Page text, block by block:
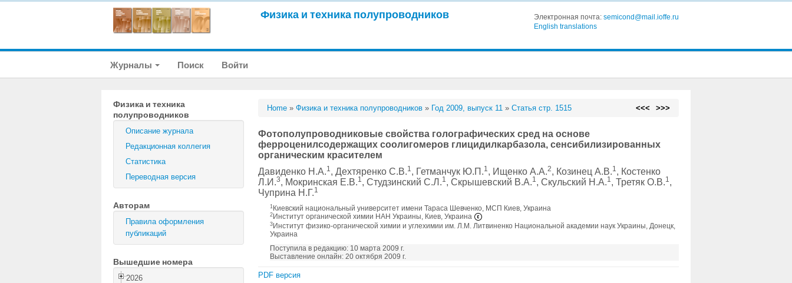
Физика и техника полупроводников Электронная почта: semicond@mail.ioffe.ru
English translations
Журналы Поиск Войти
Физика и техника
полупроводников
Описание журнала
Редакционная коллегия
Статистика
Переводная версия
Авторам
Правила оформления
публикаций
Вышедшие номера
2026
Home »Физика и техника полупроводников » Год 2009, выпуск 11 »Статья стр. 1515 <<< >>>
Фотополупроводниковые свойства голографических сред на основе
ферроценилсодержащих соолигомеров глицидилкарбазола, сенсибилизированных
органическим красителем
Давиденко Н.А.1, Дехтяренко С.В.1, Гетманчук Ю.П.1, Ищенко А.А.2, Козинец А.В.1, Костенко
Л.И.3, Мокринская Е.В.1, Студзинский С.Л.1, Скрышевский В.А.1, Скульский Н.А.1, Третяк О.В.1,
Чуприна Н.Г.1
1 Киевский национальный университет имени Тараса Шевченко, МСП Киев, Украина
2 Институт органической химии НАН Украины, Киев, Украина
3 Институт физико-органической химии и углехимии им. Л.М. Литвиненко Национальной академии наук Украины, Донецк,
Украина
Поступила в редакцию: 10 марта 2009 г.
Выставление онлайн: 20 октября 2009 г.
PDF версия